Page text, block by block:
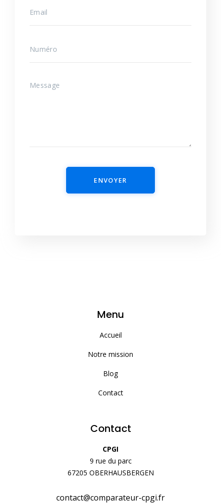
ENVOYER
Menu
Accueil
Notre mission
Blog
Contact
Contact
CPGI
9 rue du parc
67205 OBERHAUSBERGEN
contact@comparateur-cpgi.fr